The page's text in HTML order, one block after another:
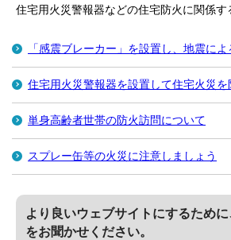
住宅用火災警報器などの住宅防火に関係す
「感震ブレーカー」を設置し、地震に
住宅用火災警報器を設置して住宅火災を
単身高齢者世帯の防火訪問について
スプレー缶等の火災に注意しましょう
より良いウェブサイトにするため
をお聞かせください。